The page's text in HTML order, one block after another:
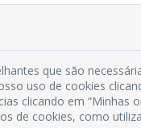
que são
uso de cookies
clicando em “Minhas
de cookies, como